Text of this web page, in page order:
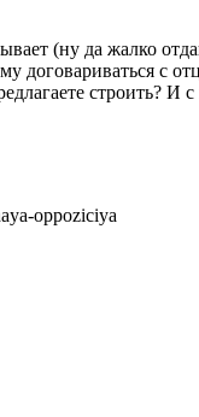
(ну да жалко
договариваться
строить? И с
oppoziciya